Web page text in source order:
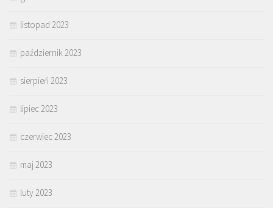
listopad 2023
październik 2023
sierpień 2023
lipiec 2023
czerwiec 2023
maj 2023
luty 2023